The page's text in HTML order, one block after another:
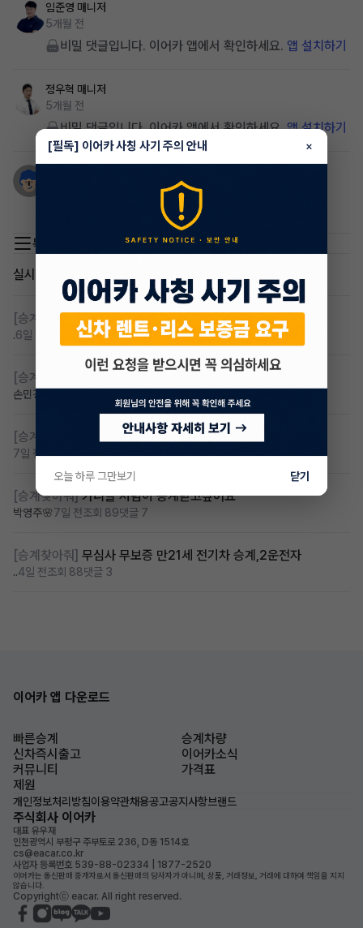
임준영 매니저
5개월 전
비밀 댓글입니다. 이어카 앱에서 확인하세요. 앱 설치하기
정우혁 매니저
5개월 전
비밀 댓글입니다. 이어카 앱에서 확인하세요.앱 설치하기
목록 이동
실시간 인기글
[승계찾아줘] 렌탈 승계차량 찾습니다 바로진행
.6일 전 조회 123댓글 6
[승계찾아줘]
손민경
[승계찾아줘] 만22세 무심사 장기렌트 찾습니다
7일 전조회 94댓글 2
[승계찾아줘] 카니발 저렴이 승계받고샆어요
박영주🌸7일 전조회 89댓글 7
[승계찾아줘] 무심사 무보증 만21세 전기차 승계,2운전자
..4일 전조회 88댓글 3
이어카 앱 다운로드
빠른승계
승계차량
신차즉시출고
이어카소식
커뮤니티
가격표
제원
개인정보처리방침이용약관채용공고공지사항브랜드
주식회사 이어카
대표 유우재
인천광역시 부평구 주부토로 236, D동 1514호
cs@eacar.co.kr
사업자 등록번호 539-88-02334 | 1877-2520
이어카는 통신판매 중개자로서 통신판매의 당사자가 아니며, 상품, 거래정보, 거래에 대하여 책임을 지지
않습니다.
Copyrightⓒ eacar. All right reserved.
[필독] 이어카 사칭 사기 주의 안내 ×
오늘 하루 그만보기 닫기